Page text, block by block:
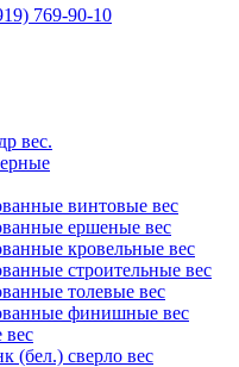
769-90-10
вес.
винтовые вес
ершеные вес
кровельные вес
строительные вес
толевые вес
финишные вес
вес
(бел.) сверло вес